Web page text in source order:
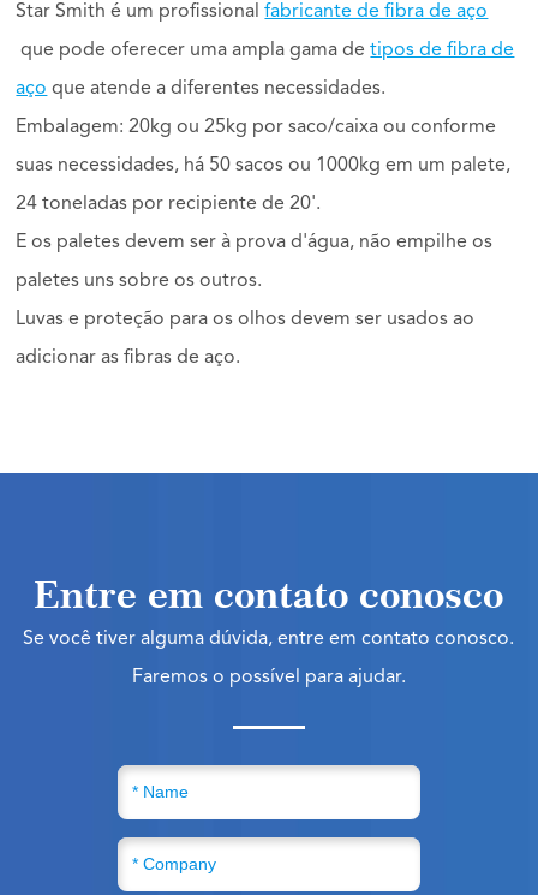
Star Smith é um profissionalfabricante de fibra de aço
que pode oferecer uma ampla gama detipos de fibra de
aço que atende a diferentes necessidades.
Embalagem: 20kg ou 25kg por saco/caixa ou conforme
suas necessidades, há 50 sacos ou 1000kg em um palete,
24 toneladas por recipiente de 20'.
E os paletes devem ser à prova d'água, não empilhe os
paletes uns sobre os outros.
Luvas e proteção para os olhos devem ser usados ao
adicionar as fibras de aço.
Entre em contato conosco
Se você tiver alguma dúvida, entre em contato conosco.
Faremos o possível para ajudar.